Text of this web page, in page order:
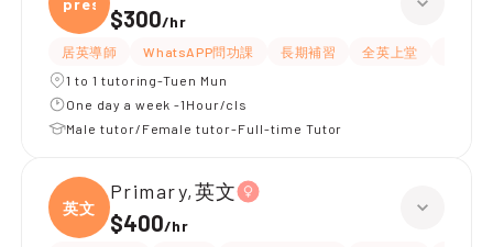
$300/hr
居英導師 WhatsAPP問功課 長期補習 全英上堂
1 to 1 tutoring-Tuen Mun
One day a week -1Hour/cls
Male tutor/Female tutor-Full-time Tutor
英文
Primary,英文
$400/hr